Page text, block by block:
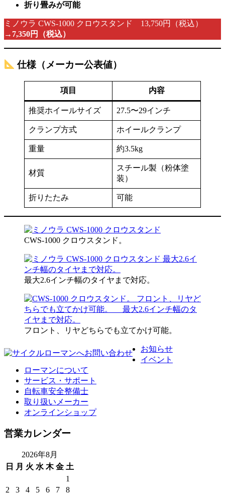
折り畳みが可能
ミノウラ CWS-1000 クロウスタンド 13,750円（税込）
→ 7,350円（税込）
仕様（メーカー公表値）
項目 内容
推奨ホイールサイズ 27.5〜29インチ
クランプ方式 ホイールクランプ
重量 約3.5kg
材質
スチール製（粉体塗
装）
折りたたみ 可能
CWS-1000 クロウスタンド。
最大2.6インチ幅のタイヤまで対応。
フロント、リヤどちらでも立てかけ可能。
お知らせ
イベント
ローマンについて
サービス・サポート
自転車安全整備士
取り扱いメーカー
オンラインショップ
営業カレンダー
2026年8月
日
月 火 水 木 金 土
1
2
3 4 5 6 7
8